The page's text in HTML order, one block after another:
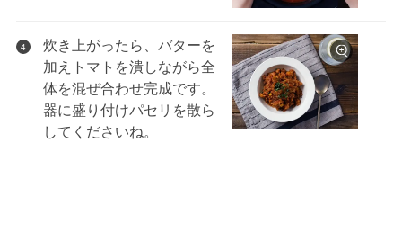
4
炊き上がったら、バターを
加えトマトを潰しながら全
体を混ぜ合わせ完成です。
器に盛り付けパセリを散ら
してくださいね。